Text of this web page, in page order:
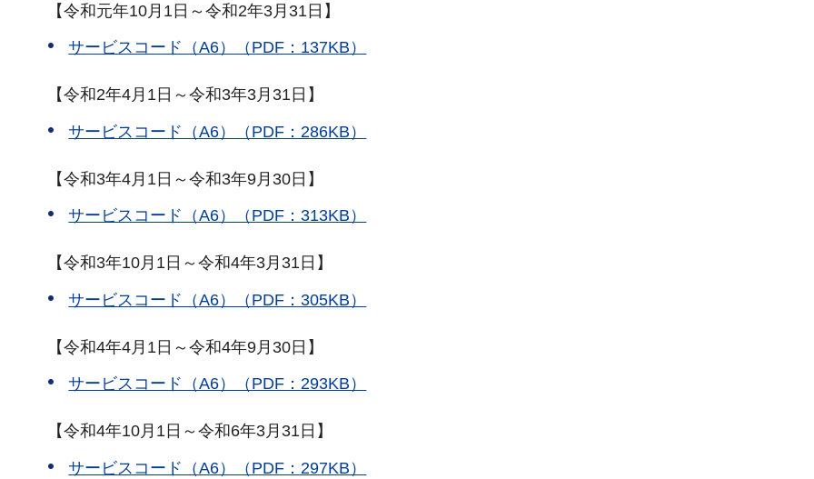
【令和元年10月1日～令和2年3月31日】
サービスコード（A6）（PDF：137KB）
【令和2年4月1日～令和3年3月31日】
サービスコード（A6）（PDF：286KB）
【令和3年4月1日～令和3年9月30日】
サービスコード（A6）（PDF：313KB）
【令和3年10月1日～令和4年3月31日】
サービスコード（A6）（PDF：305KB）
【令和4年4月1日～令和4年9月30日】
サービスコード（A6）（PDF：293KB）
【令和4年10月1日～令和6年3月31日】
サービスコード（A6）（PDF：297KB）